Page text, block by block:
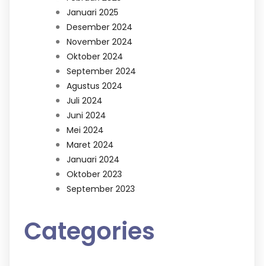
Januari 2025
Desember 2024
November 2024
Oktober 2024
September 2024
Agustus 2024
Juli 2024
Juni 2024
Mei 2024
Maret 2024
Januari 2024
Oktober 2023
September 2023
Categories